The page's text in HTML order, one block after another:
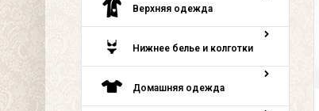
Верхняя одежда
Нижнее белье и колготки
Домашняя одежда